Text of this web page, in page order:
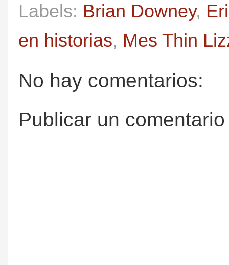
Labels: Brian Downey,
en historias, Mes Thin
No hay comentarios:
Publicar un comentario